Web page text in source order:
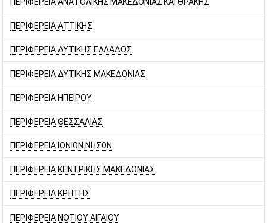
ΠΕΡΙΦΕΡΕΙΑ ΑΤΤΙΚΗΣ
ΠΕΡΙΦΕΡΕΙΑ ΔΥΤΙΚΗΣ ΕΛΛΑΔΟΣ
ΠΕΡΙΦΕΡΕΙΑ ΔΥΤΙΚΗΣ ΜΑΚΕΔΟΝΙΑΣ
ΠΕΡΙΦΕΡΕΙΑ ΗΠΕΙΡΟΥ
ΠΕΡΙΦΕΡΕΙΑ ΘΕΣΣΑΛΙΑΣ
ΠΕΡΙΦΕΡΕΙΑ ΙΟΝΙΩΝ ΝΗΣΩΝ
ΠΕΡΙΦΕΡΕΙΑ ΚΕΝΤΡΙΚΗΣ ΜΑΚΕΔΟΝΙΑΣ
ΠΕΡΙΦΕΡΕΙΑ ΚΡΗΤΗΣ
ΠΕΡΙΦΕΡΕΙΑ ΝΟΤΙΟΥ ΑΙΓΑΙΟΥ